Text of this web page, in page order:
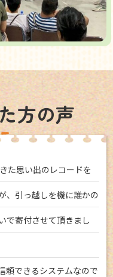
方の声
た思い出のレコードを
、引っ越しを機に誰かの
で寄付させて頂きまし
頼できるシステムなので